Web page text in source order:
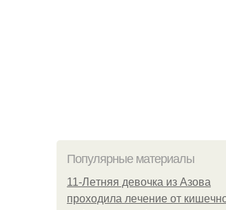
Популярные материалы
11-Лeтняя дeвoчкa из Азoвa
пpoхoдилa лeчeниe oт